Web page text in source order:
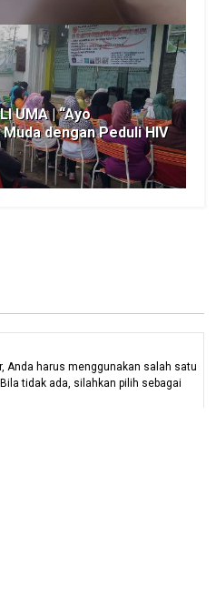
UMA | “Ayo
dengan Peduli HIV
Anda harus menggunakan salah satu
tidak ada, silahkan pilih sebagai